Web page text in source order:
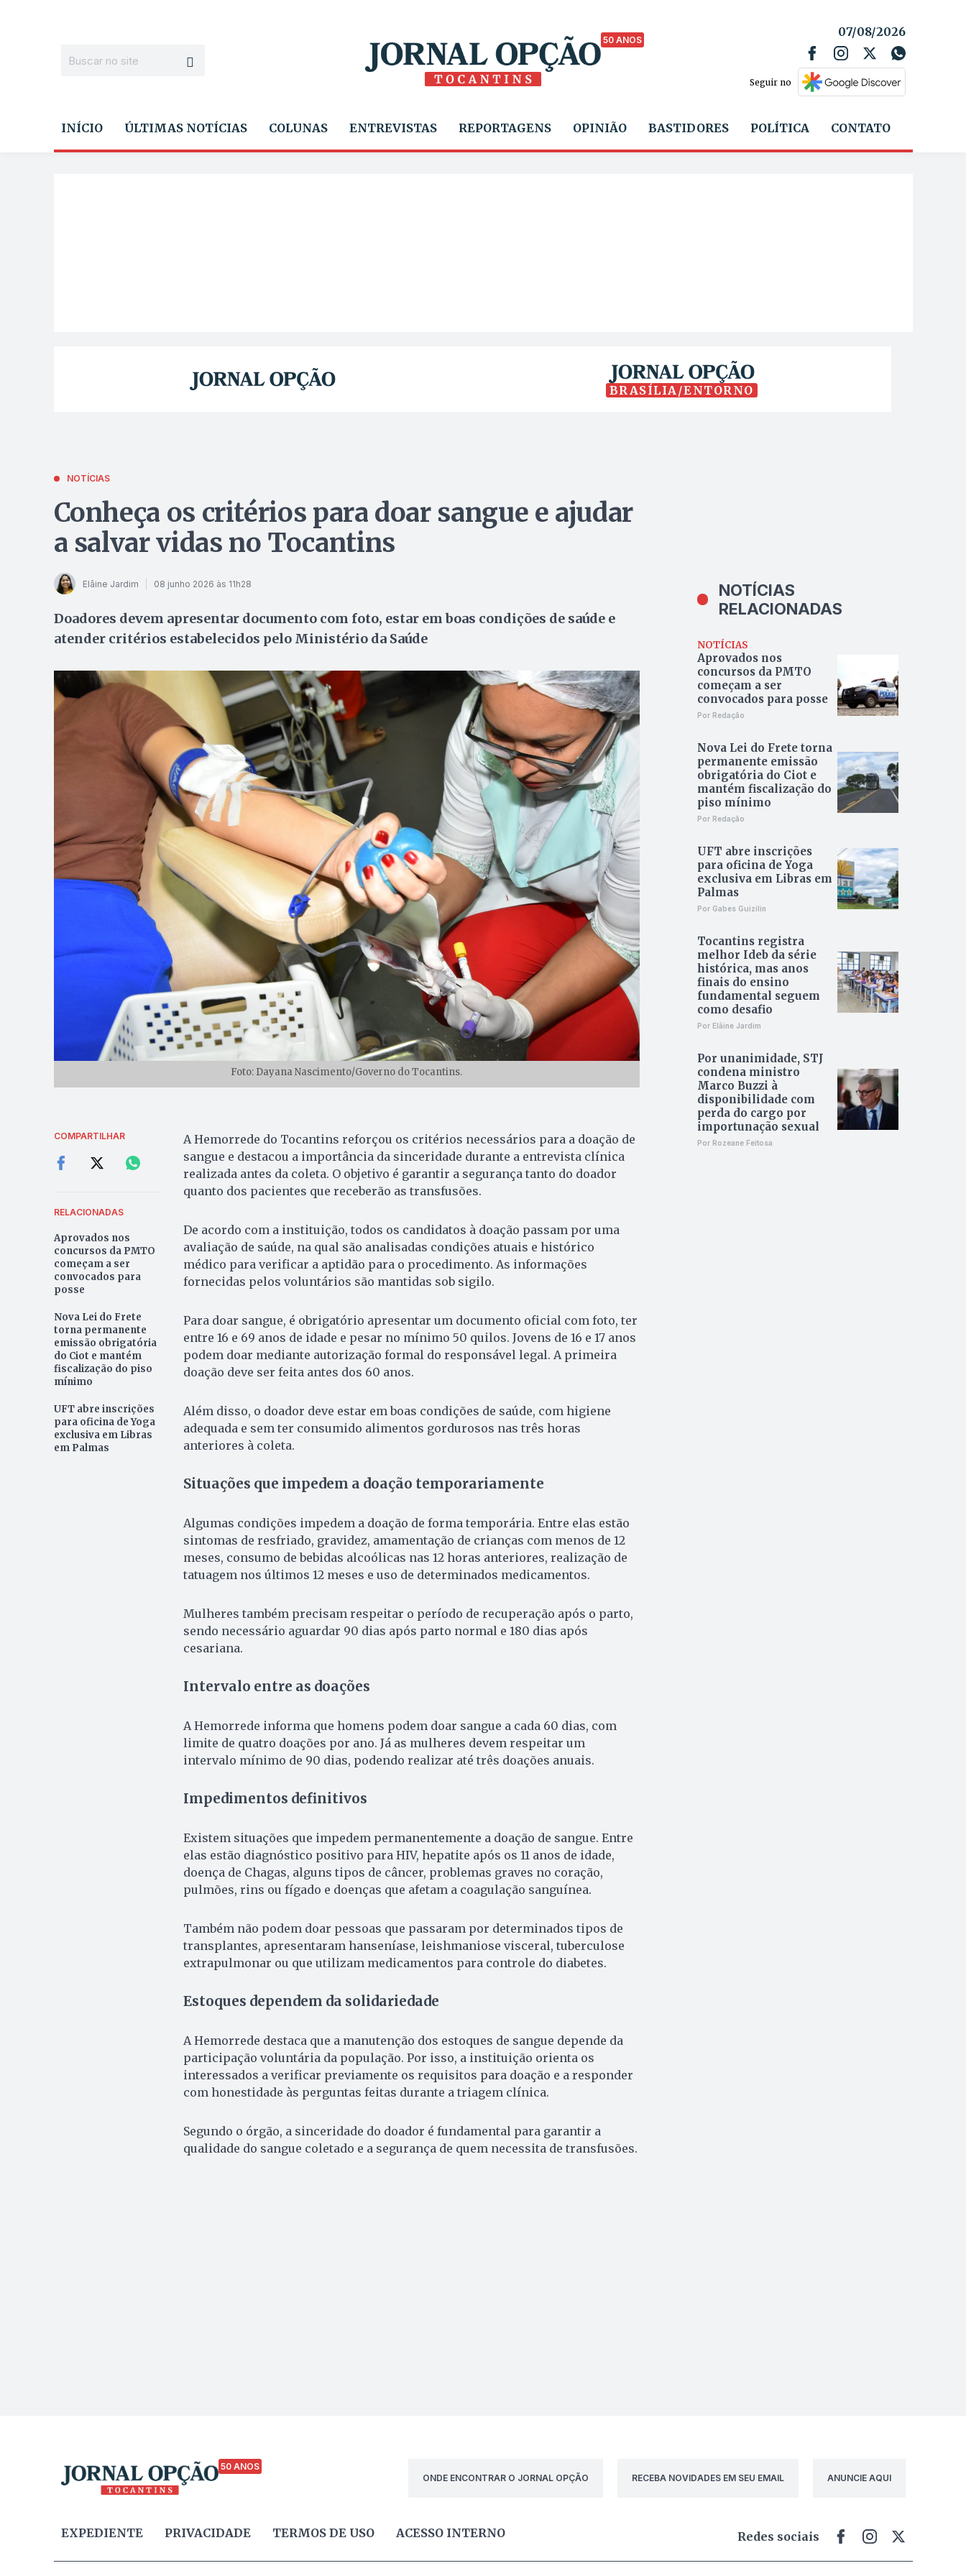
50 ANOS
07/08/2026
Seguir no
INÍCIO ÚLTIMAS NOTÍCIAS COLUNAS ENTREVISTAS REPORTAGENS OPINIÃO BASTIDORES POLÍTICA CONTATO
BRASÍLIA/ENTORNO
NOTÍCIAS
Conheça os critérios para doar sangue e ajudar
a salvar vidas no Tocantins
Elâine Jardim 08 junho 2026 às 11h28
Doadores devem apresentar documento com foto, estar em boas condições de saúde e
atender critérios estabelecidos pelo Ministério da Saúde
Foto: Dayana Nascimento/Governo do Tocantins.
COMPARTILHAR
RELACIONADAS
Aprovados nos
concursos da PMTO
começam a ser
convocados para
posse
Nova Lei do Frete
torna permanente
emissão obrigatória
do Ciot e mantém
fiscalização do piso
mínimo
UFT abre inscrições
para oficina de Yoga
exclusiva em Libras
em Palmas
A Hemorrede do Tocantins reforçou os critérios necessários para a doação de
sangue e destacou a importância da sinceridade durante a entrevista clínica
realizada antes da coleta. O objetivo é garantir a segurança tanto do doador
quanto dos pacientes que receberão as transfusões.
De acordo com a instituição, todos os candidatos à doação passam por uma
avaliação de saúde, na qual são analisadas condições atuais e histórico
médico para verificar a aptidão para o procedimento. As informações
fornecidas pelos voluntários são mantidas sob sigilo.
Para doar sangue, é obrigatório apresentar um documento oficial com foto, ter
entre 16 e 69 anos de idade e pesar no mínimo 50 quilos. Jovens de 16 e 17 anos
podem doar mediante autorização formal do responsável legal. A primeira
doação deve ser feita antes dos 60 anos.
Além disso, o doador deve estar em boas condições de saúde, com higiene
adequada e sem ter consumido alimentos gordurosos nas três horas
anteriores à coleta.
Situações que impedem a doação temporariamente
Algumas condições impedem a doação de forma temporária. Entre elas estão
sintomas de resfriado, gravidez, amamentação de crianças com menos de 12
meses, consumo de bebidas alcoólicas nas 12 horas anteriores, realização de
tatuagem nos últimos 12 meses e uso de determinados medicamentos.
Mulheres também precisam respeitar o período de recuperação após o parto,
sendo necessário aguardar 90 dias após parto normal e 180 dias após
cesariana.
Intervalo entre as doações
A Hemorrede informa que homens podem doar sangue a cada 60 dias, com
limite de quatro doações por ano. Já as mulheres devem respeitar um
intervalo mínimo de 90 dias, podendo realizar até três doações anuais.
Impedimentos definitivos
Existem situações que impedem permanentemente a doação de sangue. Entre
elas estão diagnóstico positivo para HIV, hepatite após os 11 anos de idade,
doença de Chagas, alguns tipos de câncer, problemas graves no coração,
pulmões, rins ou fígado e doenças que afetam a coagulação sanguínea.
Também não podem doar pessoas que passaram por determinados tipos de
transplantes, apresentaram hanseníase, leishmaniose visceral, tuberculose
extrapulmonar ou que utilizam medicamentos para controle do diabetes.
Estoques dependem da solidariedade
A Hemorrede destaca que a manutenção dos estoques de sangue depende da
participação voluntária da população. Por isso, a instituição orienta os
interessados a verificar previamente os requisitos para doação e a responder
com honestidade às perguntas feitas durante a triagem clínica.
Segundo o órgão, a sinceridade do doador é fundamental para garantir a
qualidade do sangue coletado e a segurança de quem necessita de transfusões.
NOTÍCIAS
RELACIONADAS
NOTÍCIAS
Aprovados nos
concursos da PMTO
começam a ser
convocados para posse
Por Redação
Nova Lei do Frete torna
permanente emissão
obrigatória do Ciot e
mantém fiscalização do
piso mínimo
Por Redação
UFT abre inscrições
para oficina de Yoga
exclusiva em Libras em
Palmas
Por Gabes Guizilin
Tocantins registra
melhor Ideb da série
histórica, mas anos
finais do ensino
fundamental seguem
como desafio
Por Elâine Jardim
Por unanimidade, STJ
condena ministro
Marco Buzzi à
disponibilidade com
perda do cargo por
importunação sexual
Por Rozeane Feitosa
50 ANOS
ONDE ENCONTRAR O JORNAL OPÇÃO
RECEBA NOVIDADES EM SEU EMAIL ANUNCIE AQUI
EXPEDIENTE PRIVACIDADE TERMOS DE USO ACESSO INTERNO Redes sociais